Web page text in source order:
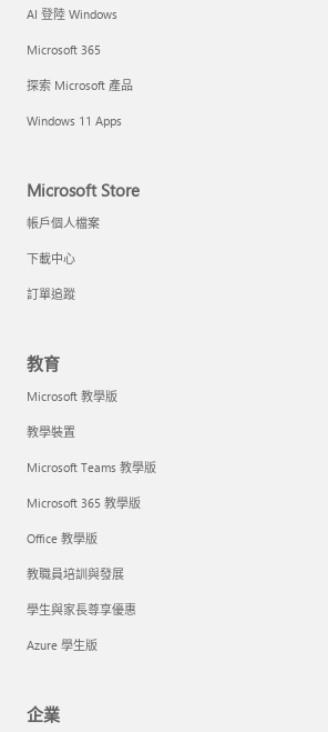
AI 登陸 Windows
Microsoft 365
探索 Microsoft 產品
Windows 11 Apps
Microsoft Store
帳戶個人檔案
下載中心
訂單追蹤
教育
Microsoft 教學版
教學裝置
Microsoft Teams 教學版
Microsoft 365 教學版
Office 教學版
教職員培訓與發展
學生與家長尊享優惠
Azure 學生版
企業